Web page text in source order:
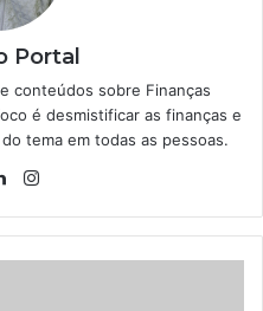
Portal
conteúdos sobre Finanças
é desmistificar as finanças e
tema em todas as pessoas.
Linkedin